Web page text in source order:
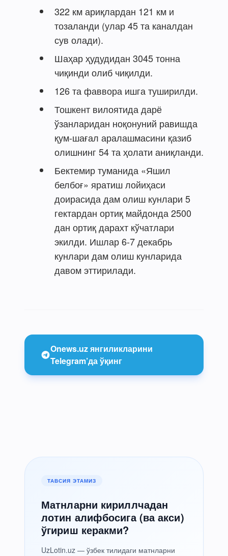
322 км ариқлардан 121 км и
тозаланди (улар 45 та каналдан
сув олади).
Шаҳар ҳудудидан 3045 тонна
чиқинди олиб чиқилди.
126 та фаввора ишга туширилди.
Тошкент вилоятида дарё
ўзанларидан ноқонуний равишда
қум-шағал аралашмасини қазиб
олишнинг 54 та ҳолати аниқланди.
Бектемир туманида «Яшил
белбоғ» яратиш лойиҳаси
доирасида дам олиш кунлари 5
гектардан ортиқ майдонда 2500
дан ортиқ дарахт кўчатлари
экилди. Ишлар 6-7 декабрь
кунлари дам олиш кунларида
давом эттирилади.
Onews.uz янгиликларини
Telegram’да ўқинг
ТАВСИЯ ЭТАМИЗ
Матнларни кириллчадан
лотин алифбосига (ва акси)
ўгириш керакми?
UzLotin.uz — ўзбек тилидаги матнларни